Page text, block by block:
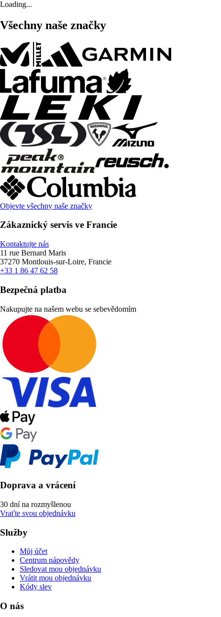
Loading...
Všechny naše značky
Objevte všechny naše značky
Zákaznický servis ve Francie
Kontaktujte nás
11 rue Bernard Maris
37270 Montlouis-sur-Loire, Francie
+33 1 86 47 62 58
Bezpečná platba
Nakupujte na našem webu se sebevědomím
Doprava a vrácení
30 dní na rozmyšlenou
Vraťte svou objednávku
Služby
Můj účet
Centrum nápovědy
Sledovat mou objednávku
Vrátit mou objednávku
Kódy slev
O nás